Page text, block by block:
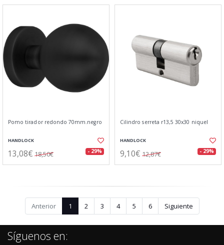
Pomo tirador redondo 70mm.negro
HANDLOCK
13,08€ 18,50€ - 29%
Cilindro serreta r13,5 30x30 niquel
HANDLOCK
9,10€ 12,87€ - 29%
Anterior 1 2 3 4 5 6 Siguiente
Síguenos en: